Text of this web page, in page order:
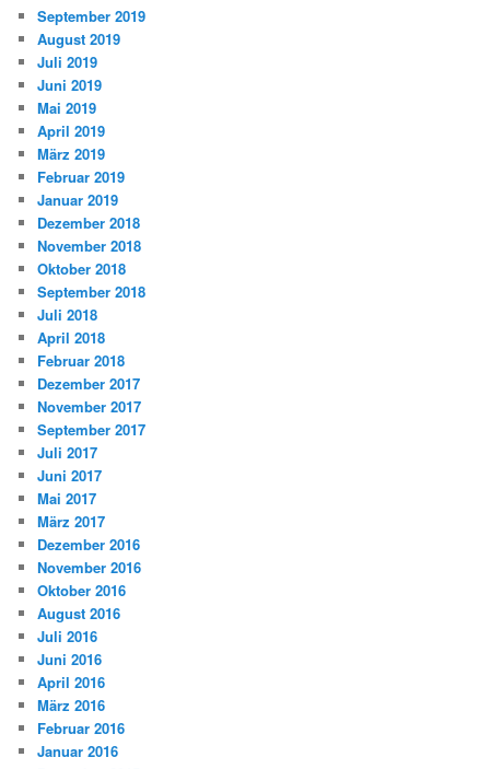
September 2019
August 2019
Juli 2019
Juni 2019
Mai 2019
April 2019
März 2019
Februar 2019
Januar 2019
Dezember 2018
November 2018
Oktober 2018
September 2018
Juli 2018
April 2018
Februar 2018
Dezember 2017
November 2017
September 2017
Juli 2017
Juni 2017
Mai 2017
März 2017
Dezember 2016
November 2016
Oktober 2016
August 2016
Juli 2016
Juni 2016
April 2016
März 2016
Februar 2016
Januar 2016